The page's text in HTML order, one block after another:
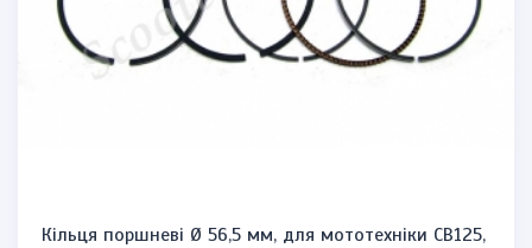
Кільця поршневі Ø 56,5 мм, для мототехніки CB125,